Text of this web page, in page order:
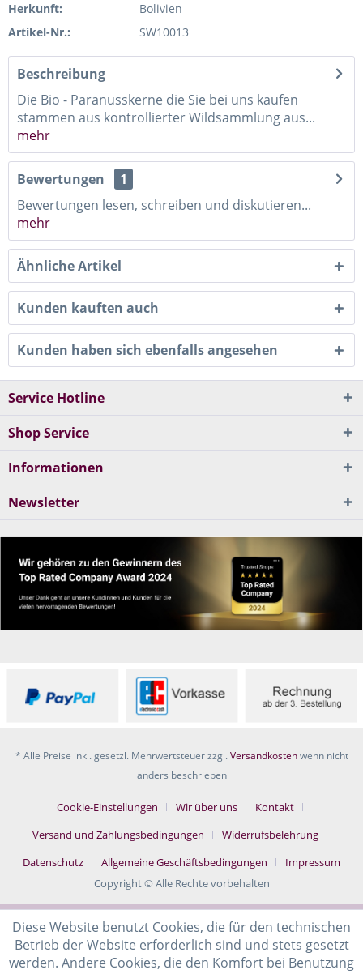
Herkunft:
Bolivien
Artikel-Nr.:
SW10013
Beschreibung
Die Bio - Paranusskerne die Sie bei uns kaufen
stammen aus kontrollierter Wildsammlung aus...
mehr
Bewertungen
1
Bewertungen lesen, schreiben und diskutieren...
mehr
Ähnliche Artikel
Kunden kauften auch
Kunden haben sich ebenfalls angesehen
Service Hotline
Shop Service
Informationen
Newsletter
* Alle Preise inkl. gesetzl. Mehrwertsteuer zzgl.Versandkostenwenn nicht
anders beschrieben
Cookie-Einstellungen Wir über uns
Kontakt
Versand und Zahlungsbedingungen
Widerrufsbelehrung
Datenschutz
Allgemeine Geschäftsbedingungen
Impressum
Copyright © Alle Rechte vorbehalten
Diese Website benutzt Cookies, die für den technischen
Betrieb der Website erforderlich sind und stets gesetzt
werden. Andere Cookies, die den Komfort bei Benutzung